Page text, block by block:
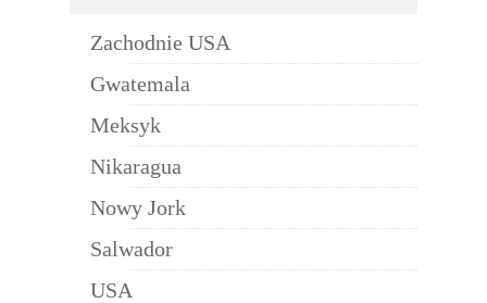
Zachodnie USA
Gwatemala
Meksyk
Nikaragua
Nowy Jork
Salwador
USA